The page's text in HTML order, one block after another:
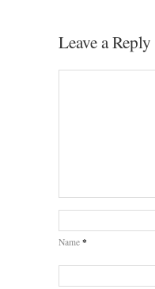
Leave a Reply
Name *